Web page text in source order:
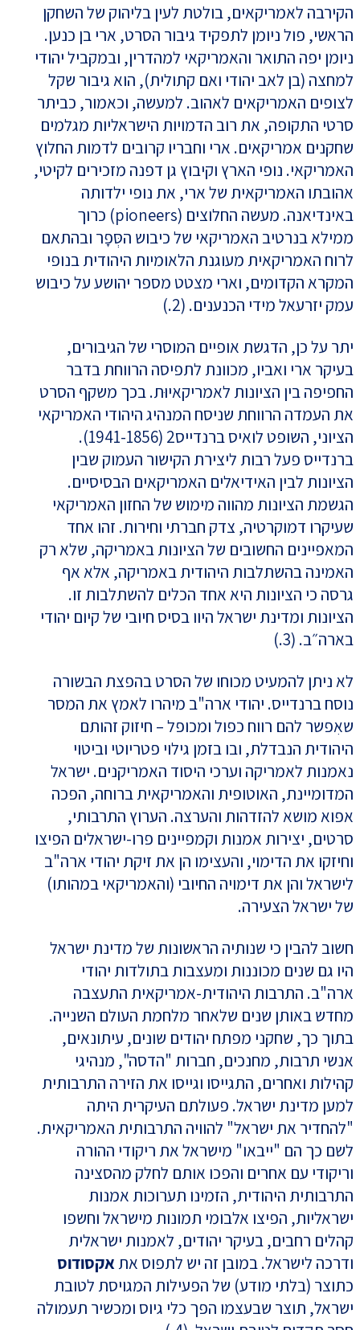
הקירבה לאמריקאים, בולטת לעין בליהוק של השחקן
הראשי, פול ניומן לתפקיד גיבור הסרט, ארי בן כנען.
ניומן יפה התואר והאמריקאי למהדרין, ובמקביל יהודי
למחצה (בן לאב יהודי ואם קתולית), הוא גיבור שקל
לצופים האמריקאים לאהוב. למעשה, וכאמור, כביתר
סרטי התקופה, את רוב הדמויות הישראליות מגלמים
שחקנים אמריקאים. ארי וחבריו קרובים לדמות החלוץ
האמריקאי. נופי הארץ וקיבוץ גן דפנה מזכירים לקיטי,
אהובתו האמריקאית של ארי, את נופי ילדותה
באינדיאנה. מעשה החלוצים (pioneers) כרוך
ממילא בנרטיב האמריקאי של כיבוש הסְּפָר ובהתאם
לרוח האמריקאית מעוגנת הלאומיות היהודית בנופי
המקרא הקדומים, וארי מצטט מספר יהושע על כיבוש
עמק יזרעאל מידי הכנענים. (2.)
יתר על כן, הדגשת אופיים המוסרי של הגיבורים,
בעיקר ארי ואביו, מכוונת לתפיסה הרווחת בדבר
החפיפה בין הציונות לאמריקאיוּת. בכך משקף הסרט
את העמדה הרווחת שניסח המנהיג היהודי האמריקאי
הציוני, השופט לואיס ברנדייס2 (1941-1856).
ברנדייס פעל רבות ליצירת הקישור העמוק שבין
הציונות לבין האידיאלים האמריקאים הבסיסיים.
הגשמת הציונות מהווה מימוש של החזון האמריקאי
שעיקרו דמוקרטיה, צדק חברתי וחירות. זהו אחד
המאפיינים החשובים של הציונות באמריקה, שלא רק
האמינה בהשתלבות היהודית באמריקה, אלא אף
גרסה כי הציונות היא אחד הכלים להשתלבות זו.
הציונות ומדינת ישראל היוו בסיס חיובי של קיום יהודי
בארה״ב. (3.)
לא ניתן להמעיט מכוחו של הסרט בהפצת הבשורה
נוסח ברנדייס. יהודי ארה"ב מיהרו לאמץ את המסר
שאִפשר להם רווח כפול ומכופל – חיזוק זהותם
היהודית הנבדלת, ובו בזמן גילוי פטריוטי וביטוי
נאמנות לאמריקה וערכי היסוד האמריקנים. ישראל
המדומיינת, האוטופית והאמריקאית ברוחה, הפכה
אפוא מושא להזדהות והערצה. הערוץ התרבותי,
סרטים, יצירות אמנות וקמפיינים פרו-ישראלים הפיצו
וחיזקו את הדימוי, והעצימו הן את זיקת יהודי ארה"ב
לישראל והן את דימויה החיובי (והאמריקאי במהותו)
של ישראל הצעירה.
חשוב להבין כי שנותיה הראשונות של מדינת ישראל
היו גם שנים מכוננות ומעצבות בתולדות יהודי
ארה"ב. התרבות היהודית-אמריקאית התעצבה
מחדש באותן שנים שלאחר מלחמת העולם השנייה.
בתוך כך, שחקני מפתח יהודים שונים, עיתונאים,
אנשי תרבות, מחנכים, חברות "הדסה", מנהיגי
קהילות ואחרים, התגייסו וגייסו את הזירה התרבותית
למען מדינת ישראל. פעולתם העיקרית היתה
"להחדיר את ישראל" להוויה התרבותית האמריקאית.
לשם כך הם "ייבאו" מישראל את ריקודי ההורה
וריקודי עם אחרים והפכו אותם לחלק מהסצינה
התרבותית היהודית, הזמינו תערוכות אמנות
ישראליות, הפיצו אלבומי תמונות מישראל וחשפו
קהלים רחבים, בעיקר יהודים, לאמנות ישראלית
ודרכה לישראל. במובן זה יש לתפוס אתאקסודוס
כתוצר (בלתי מודע) של הפעילות המגויסת לטובת
ישראל, תוצר שבעצמו הפך כלי גיוס ומכשיר תעמולה